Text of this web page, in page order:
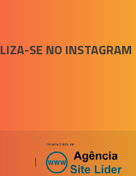
SE NO INSTAGRAM
|